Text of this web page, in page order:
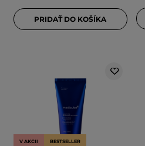
PRIDAŤ DO KOŠÍKA
V AKCII BESTSELLER